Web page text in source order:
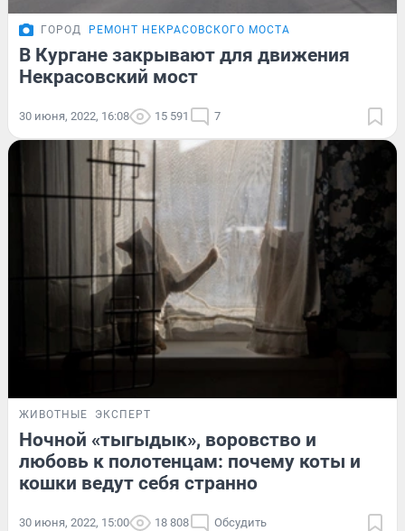
ГОРОД РЕМОНТ НЕКРАСОВСКОГО МОСТА
В Кургане закрывают для движения
Некрасовский мост
30 июня, 2022, 16:08 15 591 7
ЖИВОТНЫЕ ЭКСПЕРТ
Ночной «тыгыдык», воровство и
любовь к полотенцам: почему коты и
кошки ведут себя странно
30 июня, 2022, 15:00 18 808 Обсудить